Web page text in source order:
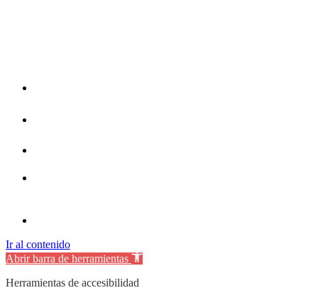
Ir al contenido
Abrir barra de herramientas
Herramientas de accesibilidad